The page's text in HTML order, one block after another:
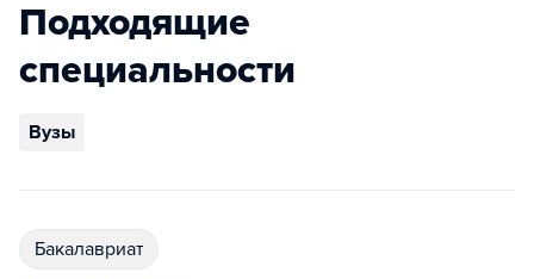
Подходящие
специальности
Вузы
бакалавриат